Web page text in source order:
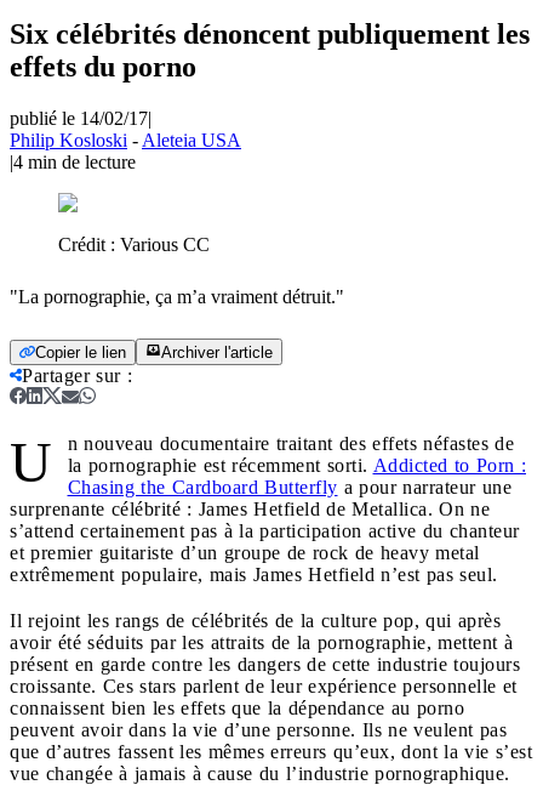
Six célébrités dénoncent publiquement les
effets du porno
publié le 14/02/17|
Philip Kosloski - Aleteia USA
|4 min de lecture
Crédit : Various CC
"La pornographie, ça m’a vraiment détruit."
Copier le lien Archiver l'article
Partager sur:
U
n nouveau documentaire traitant des effets néfastes de
la pornographie est récemment sorti. Addicted to Porn :
Chasing the Cardboard Butterfly a pour narrateur une
surprenante célébrité : James Hetfield de Metallica. On ne
s’attend certainement pas à la participation active du chanteur
et premier guitariste d’un groupe de rock de heavy metal
extrêmement populaire, mais James Hetfield n’est pas seul.
Il rejoint les rangs de célébrités de la culture pop, qui après
avoir été séduits par les attraits de la pornographie, mettent à
présent en garde contre les dangers de cette industrie toujours
croissante. Ces stars parlent de leur expérience personnelle et
connaissent bien les effets que la dépendance au porno
peuvent avoir dans la vie d’une personne. Ils ne veulent pas
que d’autres fassent les mêmes erreurs qu’eux, dont la vie s’est
vue changée à jamais à cause du l’industrie pornographique.